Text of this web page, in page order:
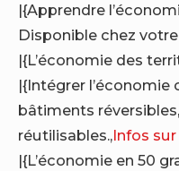
|{Apprendre
Disponible chez votre
|{L’économie des
|{Intégrer l’économie
bâtiments
réutilisables.,Infos
|{L’économie en 50